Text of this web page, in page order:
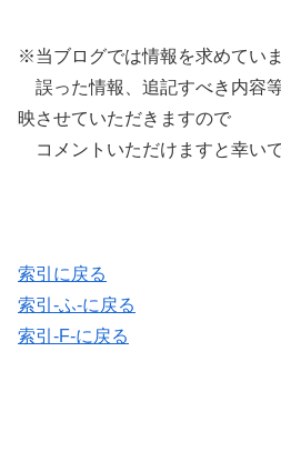
※当ブログでは情報を求めていま
誤った情報、追記すべき内容
映させていただきますので
コメントいただけますと幸いで
索引に戻る
索引-ふ-に戻る
索引-F-に戻る